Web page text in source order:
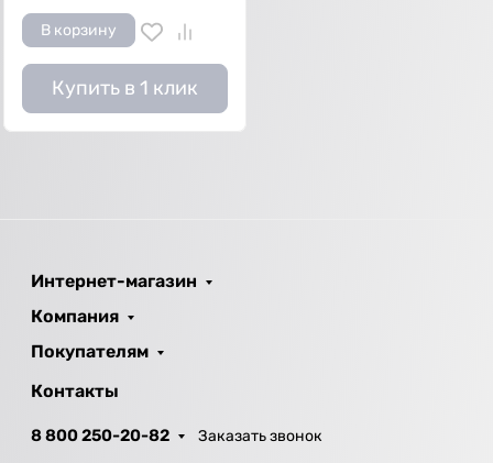
В корзину
Купить в 1 клик
Интернет-магазин
Компания
Покупателям
Контакты
8 800 250-20-82 Заказать звонок